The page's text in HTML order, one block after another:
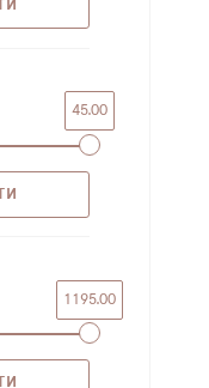
45.00
1195.00